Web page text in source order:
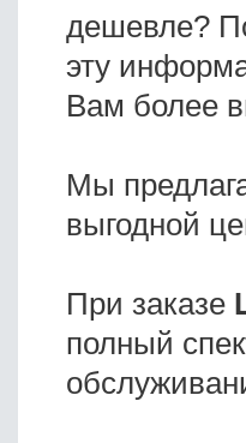
дешевле?
эту
Вам более
Мы
выгодной
При заказе
полный